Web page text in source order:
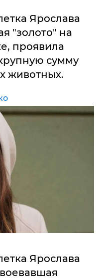
Ярослава
"золото" на
проявила
сумму
животных.
Ярослава